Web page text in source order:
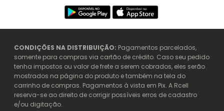
CONDIÇÕES NA DISTRIBUIÇÃO: Pagamentos parcelados,
somente para compras via cartão de crédito. Caso seu pedido
tenha impostos ou valor de frete a serem cobrados, eles serão
mostrados na página do produto e também na tela do
carrinho de compras. Pagamentos à vista em Pix. A Rcell
reserva-se ao direito de corrigir possíveis erros de cadastro
e/ou digitação.